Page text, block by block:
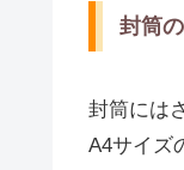
封筒
封筒には
A4サイズ